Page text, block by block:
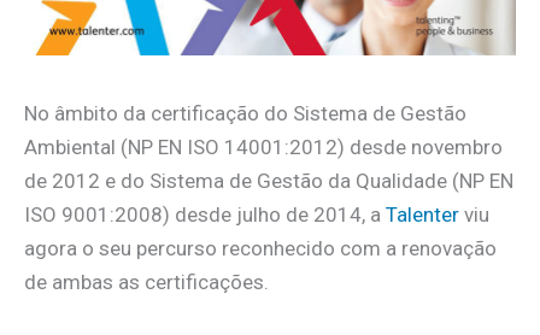
No âmbito da certificação do Sistema de Gestão
Ambiental (NP EN ISO 14001:2012) desde novembro
de 2012 e do Sistema de Gestão da Qualidade (NP EN
ISO 9001:2008) desde julho de 2014, a Talenter viu
agora o seu percurso reconhecido com a renovação
de ambas as certificações.